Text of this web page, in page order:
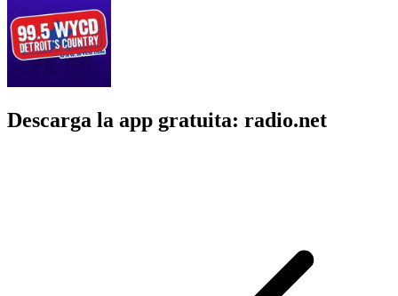
Descarga la app gratuita: radio.net